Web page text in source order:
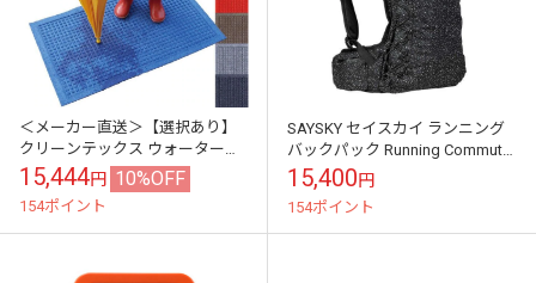
＜メーカー直送＞【選択あり】
クリーンテックス ウォーターホ
ースT 吸水 速乾 マット / XL
サイズ 88×146cm
15,444円 10%OFF
154ポイント
SAYSKY セイスカイ ランニング
バックパック Running Commuter
Backpack 12L Black Un...
15,400円
154ポイント